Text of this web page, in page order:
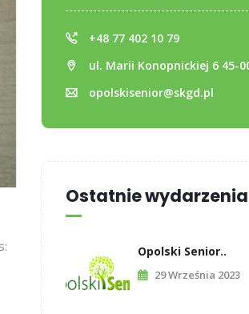
+48 77 402 10 79
ul. Marii Konopnickiej 6 45-
opolskisenior@skgd.pl
Ostatnie wydarzenia
Opolski Senior..
29 Września 2023